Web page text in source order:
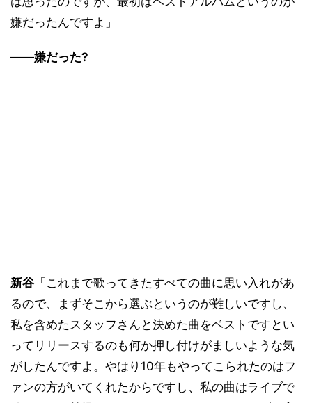
嫌だったんですよ」
――嫌だった?
新谷 「これまで歌ってきたすべての曲に思い入れがあ
るので、まずそこから選ぶというのが難しいですし、
私を含めたスタッフさんと決めた曲をベストですとい
ってリリースするのも何か押し付けがましいような気
がしたんですよ。やはり10年もやってこられたのはフ
ァンの方がいてくれたからですし、私の曲はライブで